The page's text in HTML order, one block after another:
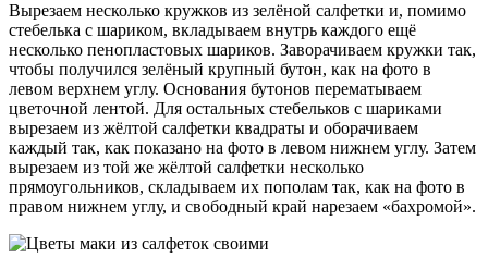
Вырезаем несколько кружков из зелёной салфетки и, помимо
стебелька с шариком, вкладываем внутрь каждого ещё
несколько пенопластовых шариков. Заворачиваем кружки так,
чтобы получился зелёный крупный бутон, как на фото в
левом верхнем углу. Основания бутонов перематываем
цветочной лентой. Для остальных стебельков с шариками
вырезаем из жёлтой салфетки квадраты и оборачиваем
каждый так, как показано на фото в левом нижнем углу. Затем
вырезаем из той же жёлтой салфетки несколько
прямоугольников, складываем их пополам так, как на фото в
правом нижнем углу, и свободный край нарезаем «бахромой».